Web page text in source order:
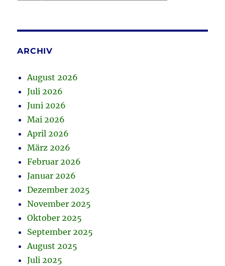
ARCHIV
August 2026
Juli 2026
Juni 2026
Mai 2026
April 2026
März 2026
Februar 2026
Januar 2026
Dezember 2025
November 2025
Oktober 2025
September 2025
August 2025
Juli 2025